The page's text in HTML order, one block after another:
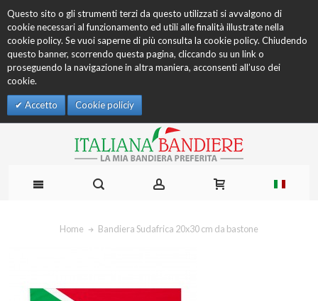
Questo sito o gli strumenti terzi da questo utilizzati si avvalgono di
cookie necessari al funzionamento ed utili alle finalità illustrate nella
cookie policy. Se vuoi saperne di più consulta la cookie policy. Chiudendo
questo banner, scorrendo questa pagina, cliccando su un link o
proseguendo la navigazione in altra maniera, acconsenti all’uso dei
cookie.
Accetto Cookie policiy
Home Bandiera Sudafrica 20x30 cm da bastone